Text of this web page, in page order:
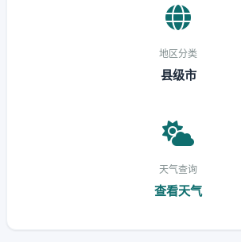
地区分类
县级市
天气查询
查看天气